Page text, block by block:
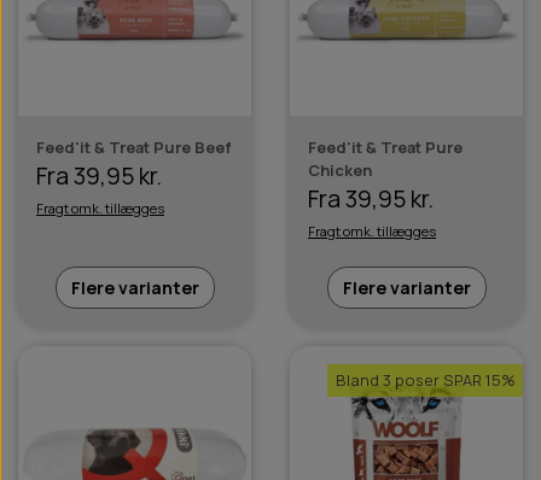
Feed'it & Treat Pure Beef
Fra 39,95 kr.
Fragt omk. tillægges
Flere varianter
Feed'it & Treat Pure
Chicken
Fra 39,95 kr.
Fragt omk. tillægges
Flere varianter
Bland 3 poser SPAR 15%